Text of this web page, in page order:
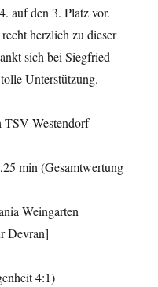
auf den 3. Platz vor.
herzlich zu dieser
sich bei Siegfried
Unterstützung.
TSV Westendorf
min (Gesamtwertung
Weingarten
Devran]
4:1)